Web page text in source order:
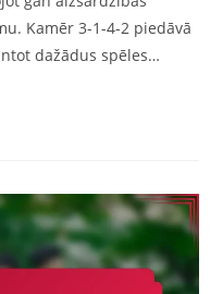
Kamēr 3-1-4-2 piedāvā
dažādus spēles…